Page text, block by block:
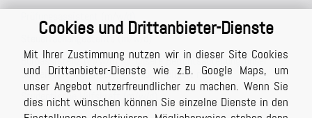
Cookies und Drittanbieter-Dienste
Mit Ihrer Zustimmung nutzen wir in dieser Site Cookies
und Drittanbieter-Dienste wie z.B. Google Maps, um
unser Angebot nutzerfreundlicher zu machen. Wenn Sie
dies nicht wünschen können Sie einzelne Dienste in den
Steuerfachangestellte (m/w/d)
Büroassistenz (m/w/d) für unsere Berichtsabteilung/unser
Schreibbüro in Vollzeit (ggf. auch Teilzeit möglich)
Studentische Hilfskraft (m/w/d)